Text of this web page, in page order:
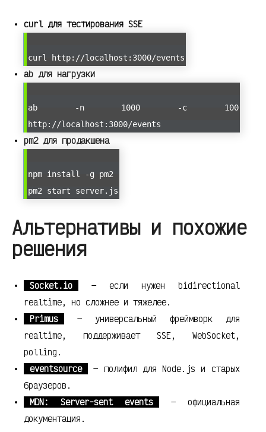
curl для тестирования SSE
curl http://localhost:3000/events
ab для нагрузки
ab -n 1000 -c 100
http://localhost:3000/events
pm2 для продакшена
npm install -g pm2
pm2 start server.js
Альтернативы и похожие
решения
Socket.io
— если нужен bidirectional
realtime, но сложнее и тяжелее.
Primus
— универсальный фреймворк для
realtime, поддерживает SSE, WebSocket,
polling.
eventsource
— полифил для Node.js и старых
браузеров.
MDN: Server-sent events
— официальная
документация.